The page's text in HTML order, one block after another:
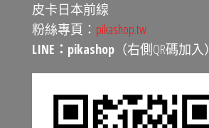
皮卡日本前線
粉絲專頁： pikashop.tw
LINE：pikashop （右側QR碼加入）